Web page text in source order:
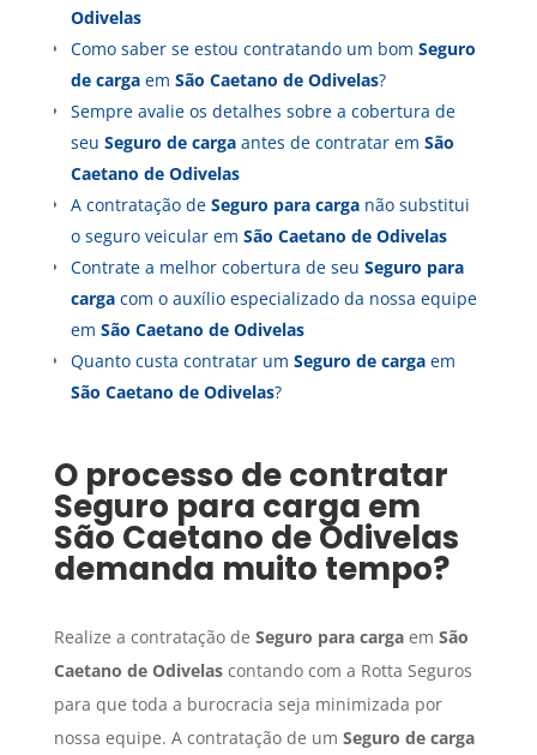
Odivelas
Como saber se estou contratando um bom Seguro
de cargaem São Caetano de Odivelas?
Sempre avalie os detalhes sobre a cobertura de
seu Seguro de cargaantes de contratar em São
Caetano de Odivelas
A contratação de Seguro para carganão substitui
o seguro veicular em São Caetano de Odivelas
Contrate a melhor cobertura de seu Seguro para
cargacom o auxílio especializado da nossa equipe
em São Caetano de Odivelas
Quanto custa contratar um Seguro de cargaem
São Caetano de Odivelas?
O processo de contratar
Seguro para carga em
São Caetano de Odivelas
demanda muito tempo?
Realize a contratação de Seguro para cargaem São
Caetano de Odivelascontando com a Rotta Seguros
para que toda a burocracia seja minimizada por
nossa equipe. A contratação de um Seguro de carga